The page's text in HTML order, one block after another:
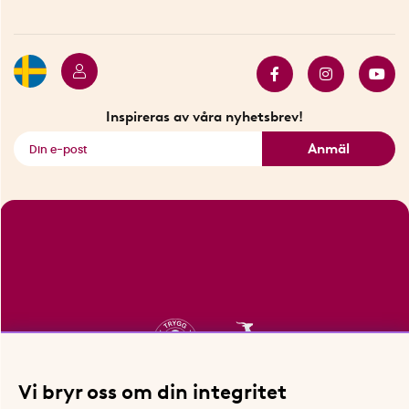
Inspireras av våra nyhetsbrev!
Anmäl
Vi bryr oss om din integritet